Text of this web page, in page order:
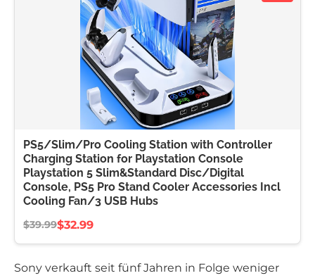
PS5/Slim/Pro Cooling Station with Controller
Charging Station for Playstation Console
Playstation 5 Slim&Standard Disc/Digital
Console, PS5 Pro Stand Cooler Accessories Incl
Cooling Fan/3 USB Hubs
$39.99$32.99
Sony verkauft seit fünf Jahren in Folge weniger